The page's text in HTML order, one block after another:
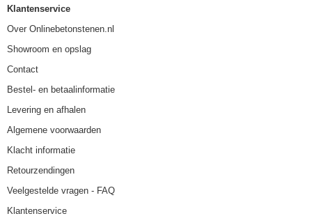
Klantenservice
Over Onlinebetonstenen.nl
Showroom en opslag
Contact
Bestel- en betaalinformatie
Levering en afhalen
Algemene voorwaarden
Klacht informatie
Retourzendingen
Veelgestelde vragen - FAQ
Klantenservice